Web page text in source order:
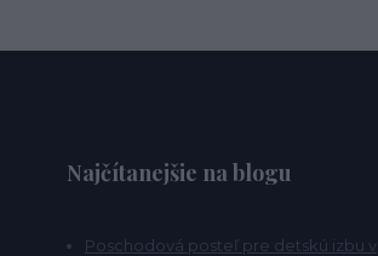
Najčítanejšie na blogu
Poschodová posteľ pre detskú izbu v